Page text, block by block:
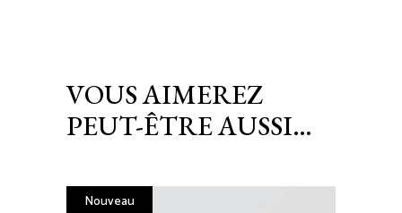
VOUS AIMEREZ
PEUT-ÊTRE AUSSI…
Nouveau